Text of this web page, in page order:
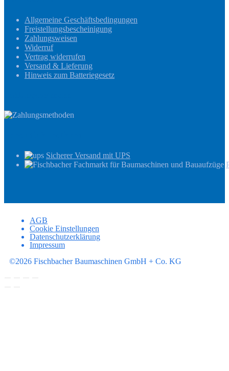
Allgemeine Geschäftsbedingungen
Freistellungsbescheinigung
Zahlungsweisen
Widerruf
Vertrag widerrufen
Versand & Lieferung
Hinweis zum Batteriegesetz
Sicherer Versand mit UPS
AGB
Cookie Einstellungen
Datenschutzerklärung
Impressum
©2026 Fischbacher Baumaschinen GmbH + Co. KG